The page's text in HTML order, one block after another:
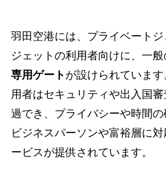
羽田空港には、プライベート
ジェットの利用者向けに、一
専用ゲート が設けられていま
用者はセキュリティや出入国
過でき、プライバシーや時間
ビジネスパーソンや富裕層に
ービスが提供されています。